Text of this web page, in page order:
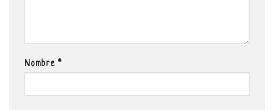
Nombre *